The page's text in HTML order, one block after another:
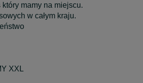
mamy na miejscu.
w całym kraju.
XXL